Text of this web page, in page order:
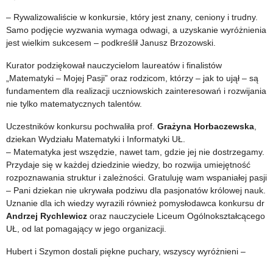
– Rywalizowaliście w konkursie, który jest znany, ceniony i trudny.
Samo podjęcie wyzwania wymaga odwagi, a uzyskanie wyróżnienia
jest wielkim sukcesem – podkreślił Janusz Brzozowski.
Kurator podziękował nauczycielom laureatów i finalistów
„Matematyki – Mojej Pasji” oraz rodzicom, którzy – jak to ujął – są
fundamentem dla realizacji uczniowskich zainteresowań i rozwijania
nie tylko matematycznych talentów.
Uczestników konkursu pochwaliła prof. Grażyna Horbaczewska
dziekan Wydziału Matematyki i Informatyki UŁ.
– Matematyka jest wszędzie, nawet tam, gdzie jej nie dostrzegamy.
Przydaje się w każdej dziedzinie wiedzy, bo rozwija umiejętność
rozpoznawania struktur i zależności. Gratuluję wam wspaniałej pasji
– Pani dziekan nie ukrywała podziwu dla pasjonatów królowej nauk.
Uznanie dla ich wiedzy wyrazili również pomysłodawca konkursu dr
Andrzej Rychlewicz oraz nauczyciele Liceum Ogólnokształcącego
UŁ, od lat pomagający w jego organizacji.
Hubert i Szymon dostali piękne puchary, wszyscy wyróżnieni –